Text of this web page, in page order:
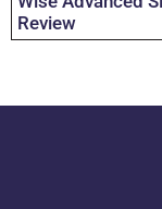
Review